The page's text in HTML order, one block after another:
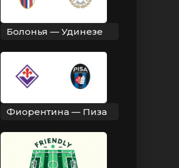
Болонья — Удинезе
Фиорентина — Пиза